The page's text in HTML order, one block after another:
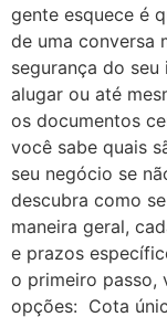
gente esquece é
de uma conversa
segurança do seu
alugar ou até
os documentos
você sabe quais
seu negócio se
descubra como
maneira geral,
e prazos
o primeiro passo,
opções: Cota